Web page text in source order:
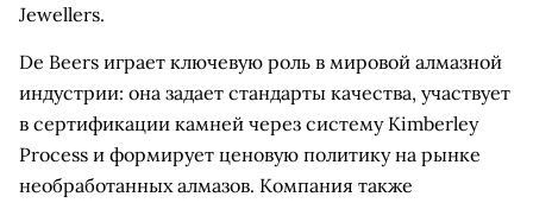
Jewellers.
De Beers играет ключевую роль в мировой алмазной
индустрии: она задает стандарты качества, участвует
в сертификации камней через систему Kimberley
Process и формирует ценовую политику на рынке
необработанных алмазов. Компания также